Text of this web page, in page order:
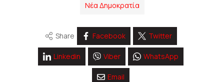
Νέα Δημοκρατία
Share Facebook Twitter
Linkedin Viber WhatsApp
Email